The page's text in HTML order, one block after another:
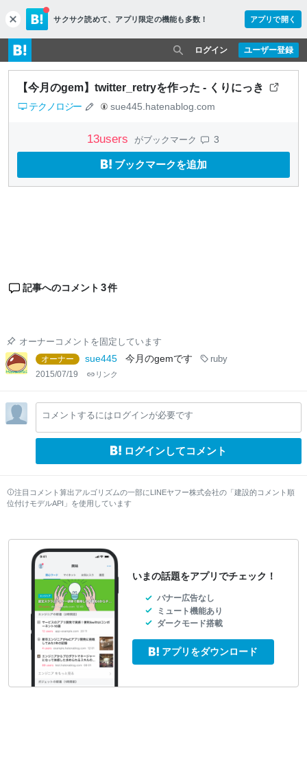
c
l
o
s
e
サクサク読めて、 アプリ限定の機能も多数！ アプリで開く
ユーザー登録
ログイン
【今月のgem】twitter_retryを作った - くりにっき
テクノロジー sue445.hatenablog.com
13users がブックマーク 3
ブックマークを追加
記事へのコメント 3件
オーナーコメントを固定しています
オーナー
sue445 今月のgemです ruby
2015/07/19 リンク
コメントするにはログインが必要です
ログインしてコメント
注目コメント算出アルゴリズムの一部にLINEヤフー株式会社の「建設的コメント順
位付けモデルAPI」を使用しています
いまの話題をアプリでチェック！
バナー広告なし
ミュート機能あり
ダークモード搭載
アプリをダウンロード